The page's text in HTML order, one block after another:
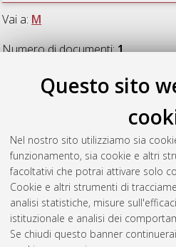
Questo sito
Nel nostro sito utilizziamo sia
funzionamento, sia cookie e altri
facoltativi che potrai attivare solo
Cookie e altri strumenti di
analisi statistiche, misure
istituzionale e analisi dei
Se chiudi questo banner
Vai a: M
Numero di documenti:1.
fish bones collected from the
using molecular techniques.
Bologna, Corso di Studio in
Ravenna
Questa lista e' stata generata il